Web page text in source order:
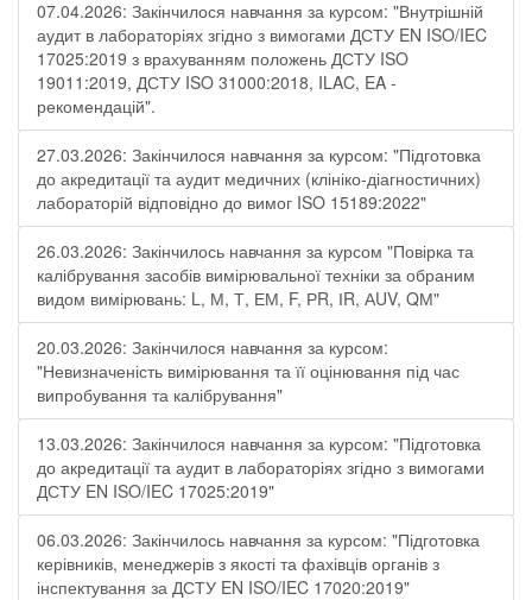
07.04.2026: Закінчилося навчання за курсом: "Внутрішній
аудит в лабораторіях згідно з вимогами ДСТУ EN ISO/IEC
17025:2019 з врахуванням положень ДСТУ ISO
19011:2019, ДСТУ ISO 31000:2018, ILAC, EA -
рекомендацій".
27.03.2026: Закінчилося навчання за курсом: "Підготовка
до акредитації та аудит медичних (клініко-діагностичних)
лабораторій відповідно до вимог ISO 15189:2022"
26.03.2026: Закінчилось навчання за курсом "Повірка та
калібрування засобів вимірювальної техніки за обраним
видом вимірювань: L, М, Т, ЕМ, F, РR, ІR, АUV, QМ"
20.03.2026: Закінчилося навчання за курсом:
"Невизначеність вимірювання та її оцінювання під час
випробування та калібрування"
13.03.2026: Закінчилося навчання за курсом: "Підготовка
до акредитації та аудит в лабораторіях згідно з вимогами
ДСТУ EN ISO/IEC 17025:2019"
06.03.2026: Закінчилось навчання за курсом: "Підготовка
керівників, менеджерів з якості та фахівців органів з
інспектування за ДСТУ EN ISO/IEC 17020:2019"